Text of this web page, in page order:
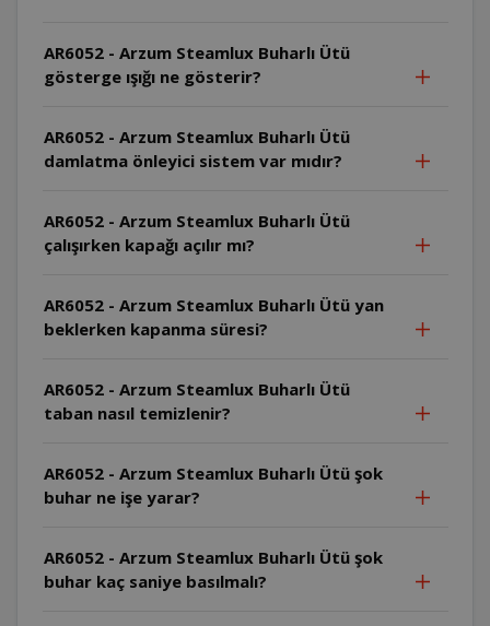
AR6052 - Arzum Steamlux Buharlı Ütü
gösterge ışığı ne gösterir?
AR6052 - Arzum Steamlux Buharlı Ütü
damlatma önleyici sistem var mıdır?
AR6052 - Arzum Steamlux Buharlı Ütü
çalışırken kapağı açılır mı?
AR6052 - Arzum Steamlux Buharlı Ütü yan
beklerken kapanma süresi?
AR6052 - Arzum Steamlux Buharlı Ütü
taban nasıl temizlenir?
AR6052 - Arzum Steamlux Buharlı Ütü şok
buhar ne işe yarar?
AR6052 - Arzum Steamlux Buharlı Ütü şok
buhar kaç saniye basılmalı?